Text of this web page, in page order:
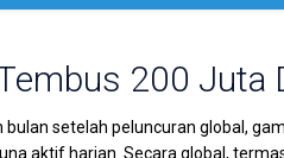
200 Juta
setelah peluncuran global,
aktif harian. Secara global,